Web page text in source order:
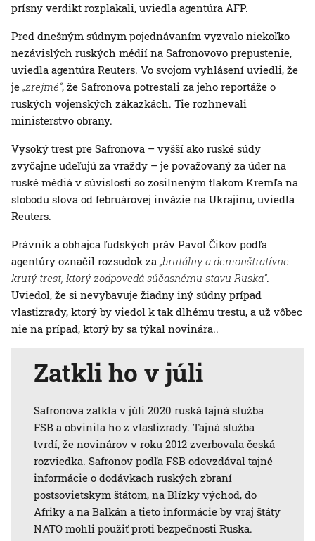
prísny verdikt rozplakali, uviedla agentúra AFP.
Pred dnešným súdnym pojednávaním vyzvalo niekoľko
nezávislých ruských médií na Safronovovo prepustenie,
uviedla agentúra Reuters. Vo svojom vyhlásení uviedli, že
je „zrejmé“, že Safronova potrestali za jeho reportáže o
ruských vojenských zákazkách. Tie rozhnevali
ministerstvo obrany.
Vysoký trest pre Safronova – vyšší ako ruské súdy
zvyčajne udeľujú za vraždy – je považovaný za úder na
ruské médiá v súvislosti so zosilneným tlakom Kremľa na
slobodu slova od februárovej invázie na Ukrajinu, uviedla
Reuters.
Právnik a obhajca ľudských práv Pavol Čikov podľa
agentúry označil rozsudok za „brutálny a demonštratívne
krutý trest, ktorý zodpovedá súčasnému stavu Ruska“.
Uviedol, že si nevybavuje žiadny iný súdny prípad
vlastizrady, ktorý by viedol k tak dlhému trestu, a už vôbec
nie na prípad, ktorý by sa týkal novinára..
Zatkli ho v júli
Safronova zatkla v júli 2020 ruská tajná služba
FSB a obvinila ho z vlastizrady. Tajná služba
tvrdí, že novinárov v roku 2012 zverbovala česká
rozviedka. Safronov podľa FSB odovzdával tajné
informácie o dodávkach ruských zbraní
postsovietskym štátom, na Blízky východ, do
Afriky a na Balkán a tieto informácie by vraj štáty
NATO mohli použiť proti bezpečnosti Ruska.